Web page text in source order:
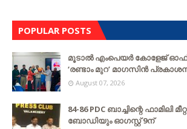
POPULAR POSTS
മൂടാൽ എംപെയർ കോളേജ്
‘രണ്ടാം മുറ’ മാഗസിൻ
August 07, 2026
84-86 PDC ബാച്ചിന്റെ ഫാമിലി
ബോഡിയും ഓഗസ്റ്റ് 9ന്